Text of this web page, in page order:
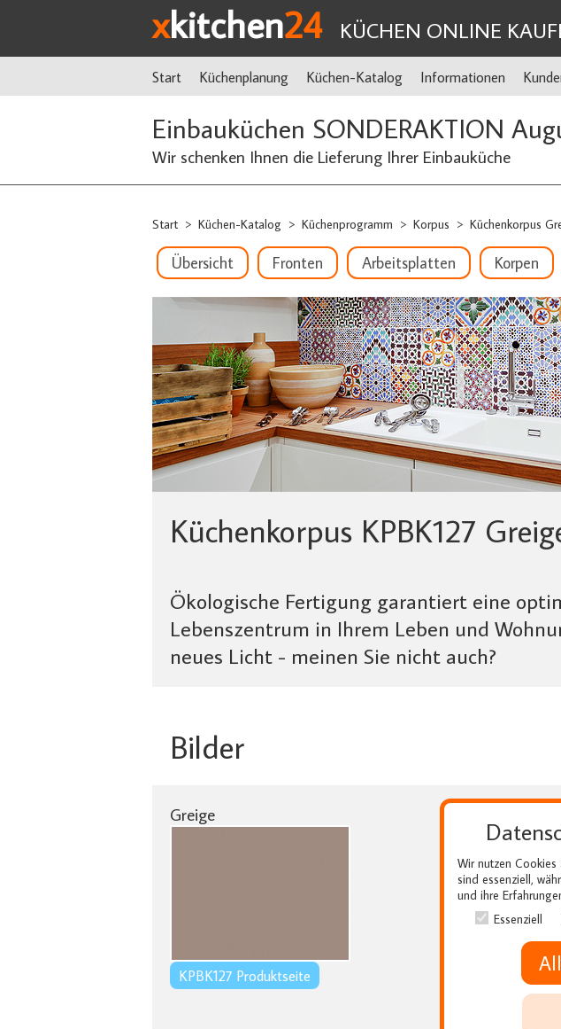
xkitchen24 KÜCHEN ONLINE
Start Küchenplanung Küchen-Katalog Informationen
Einbauküchen SONDERAKTION
Wir schenken Ihnen die Lieferung Ihrer Einbauküche
Start > Küchen-Katalog > Küchenprogramm > Korpus > Küchenkorpus
Übersicht Fronten Arbeitsplatten Korpen
Küchenkorpus KPBK127
Ökologische Fertigung garantiert eine
Lebenszentrum in Ihrem Leben und
neues Licht - meinen Sie nicht auch?
Bilder
Greige
KPBK127 Produktseite
Wir nutzen Cookies
sind essenziell,
und ihre
Essenziell